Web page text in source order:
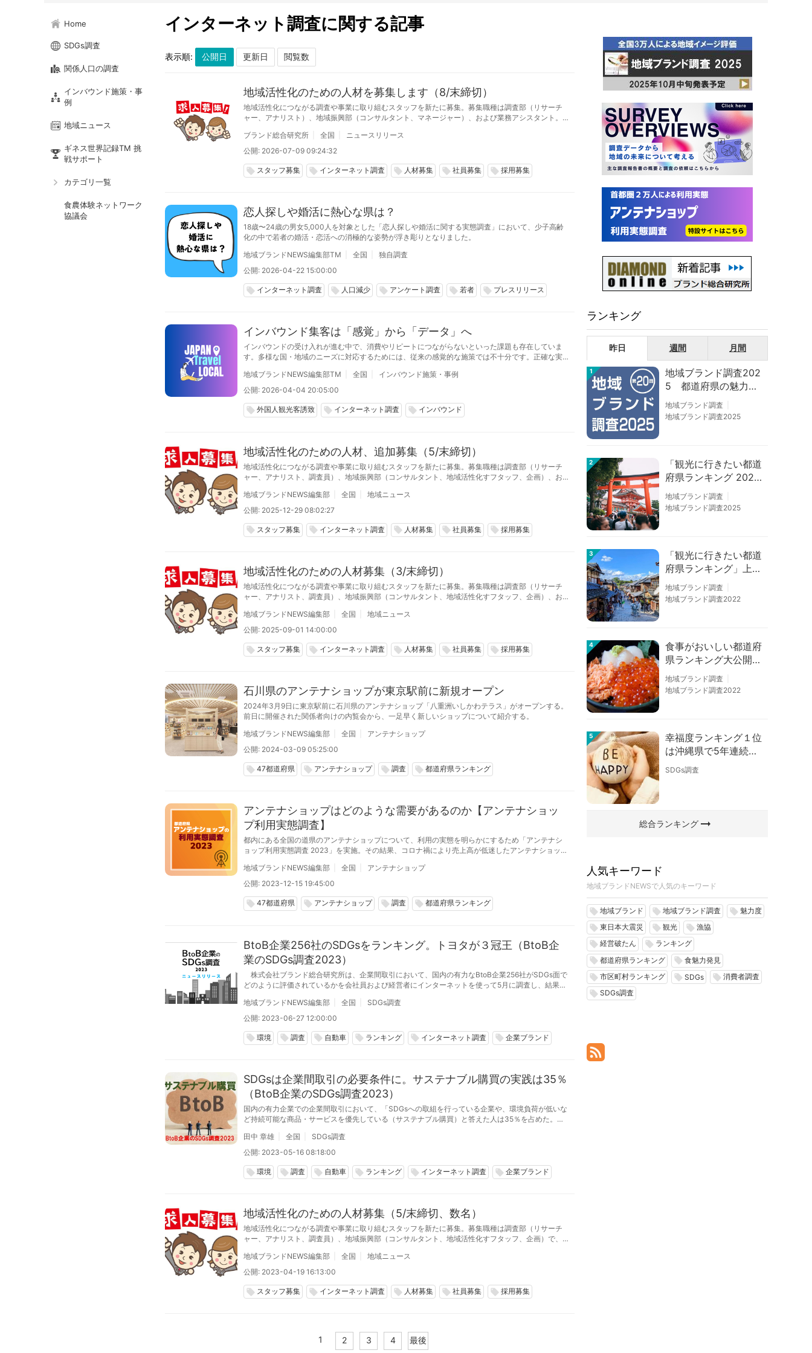
Home
SDGs調査
関係人口の調査
インバウンド施策・事
例
地域ニュース
ギネス世界記録TM 挑
戦サポート
カテゴリ一覧
食農体験ネットワーク
協議会
インターネット調査に関する記事
表示順:
地域活性化のための人材を募集します（8/末締切）
地域活性化につながる調査や事業に取り組むスタッフを新たに募集。募集職種は調査部（リサーチ
ャー、アナリスト）、地域振興部（コンサルタント、マネージャー）、および業務アシスタント。
切。募集数は２～３名。
ブランド総合研究所 全国
ニュースリリース
公開: 2026-07-09 09:24:32
local_offer スタッフ募集 local_offer インターネット調査 local_offer 人材募集 local_offer 社員募集 local_offer 採用募集
恋人探しや婚活に熱心な県は？
18歳〜24歳の男女5,000人を対象とした「恋人探しや婚活に関する実態調査」において、少子高齢
化の中で若者の婚活・恋活への消極的な姿勢が浮き彫りとなりました。
地域ブランドNEWS編集部TM
全国
独自調査
公開: 2026-04-22 15:00:00
local_offer インターネット調査 local_offer 人口減少 local_offer アンケート調査 local_offer 若者 local_offer プレスリリース
インバウンド集客は「感覚」から「データ」へ
インバウンドの受け入れが進む中で、消費やリピートにつながらないといった課題も存在していま
す。多様な国・地域のニーズに対応するためには、従来の感覚的な施策では不十分です。正確な実
的な施策の質が、成功を左右する重要な分岐点となり、持続的なインバウンド受け入れにつながり
ます。
地域ブランドNEWS編集部TM 全国
インバウンド施策・事例
公開: 2026-04-04 20:05:00
local_offer 外国人観光客誘致 local_offer インターネット調査 local_offer インバウンド
地域活性化のための人材、追加募集（5/末締切）
地域活性化につながる調査や事業に取り組むスタッフを新たに募集。募集職種は調査部（リサーチ
ャー、アナリスト、調査員）、地域振興部（コンサルタント、地域活性化すフタッフ、企画）、お
で、2026年5月末日締切。募集数は若干名。
地域ブランドNEWS編集部 全国
地域ニュース
公開: 2025-12-29 08:02:27
local_offer スタッフ募集 local_offer インターネット調査 local_offer 人材募集 local_offer 社員募集 local_offer 採用募集
地域活性化のための人材募集（3/末締切）
地域活性化につながる調査や事業に取り組むスタッフを新たに募集。募集職種は調査部（リサーチ
ャー、アナリスト、調査員）、地域振興部（コンサルタント、地域活性化すフタッフ、企画）、お
で、2026年3月末日締切。募集数は若干名。
地域ブランドNEWS編集部 全国
地域ニュース
公開: 2025-09-01 14:00:00
local_offer スタッフ募集 local_offer インターネット調査 local_offer 人材募集 local_offer 社員募集 local_offer 採用募集
石川県のアンテナショップが東京駅前に新規オープン
2024年3月9日に東京駅前に石川県のアンテナショップ「八重洲いしかわテラス」がオープンする。
前日に開催された関係者向けの内覧会から、一足早く新しいショップについて紹介する。
地域ブランドNEWS編集部
全国
アンテナショップ
公開: 2024-03-09 05:25:00
local_offer 47都道府県 local_offer アンテナショップ local_offer 調査 local_offer 都道府県ランキング
アンテナショップはどのような需要があるのか【アンテナショッ
プ利用実態調査】
都内にある全国の道県のアンテナショップについて、利用の実態を明らかにするため「アンテナシ
ョップ利用実態調査 2023」を実施。その結果、コロナ禍により売上高が低迷したアンテナショップ
地域ブランドNEWS編集部
全国
アンテナショップ
公開: 2023-12-15 19:45:00
local_offer 47都道府県 local_offer アンテナショップ local_offer 調査 local_offer 都道府県ランキング
BtoB企業256社のSDGsをランキング。トヨタが３冠王（BtoB企
業のSDGs調査2023）
株式会社ブランド総合研究所は、企業間取引において、国内の有力なBtoB企業256社がSDGs面で
どのように評価されているかを会社員および経営者にインターネットを使って5月に調査し、結果を
地域ブランドNEWS編集部
全国
SDGs調査
公開: 2023-06-27 12:00:00
local_offer 環境 local_offer 調査 local_offer 自動車 local_offer ランキング local_offer インターネット調査 local_offer 企業ブランド
SDGsは企業間取引の必要条件に。サステナブル購買の実践は35％
（BtoB企業のSDGs調査2023）
国内の有力企業での企業間取引において、「SDGsへの取組を行っている企業や、環境負荷が低いな
ど持続可能な商品・サービスを優先している（サステナブル購買）と答えた人は35％を占めた。特
調達で選定条件としている事がある」は9.9％、合計で18.7％にも達している（「B2B企業のSDGs
調査2023」より）
田中 章雄 全国
SDGs調査
公開: 2023-05-16 08:18:00
local_offer 環境 local_offer 調査 local_offer 自動車 local_offer ランキング local_offer インターネット調査 local_offer 企業ブランド
地域活性化のための人材募集（5/末締切、数名）
地域活性化につながる調査や事業に取り組むスタッフを新たに募集。募集職種は調査部（リサーチ
ャー、アナリスト、調査員）、地域振興部（コンサルタント、地域活性化すフタッフ、企画）で、2
地域ブランドNEWS編集部
全国
地域ニュース
公開: 2023-04-19 16:13:00
local_offer スタッフ募集 local_offer インターネット調査 local_offer 人材募集 local_offer 社員募集 local_offer 採用募集
1 2 3 4 最後
ランキング
昨日 週間 月間
1
地域ブランド調査202
5 都道府県の魅力度
等調査結果
地域ブランド調査
地域ブランド調査2025
2
「観光に行きたい都道
府県ランキング 202
6」京都は低下、神奈
川上昇
地域ブランド調査
地域ブランド調査2025
3
「観光に行きたい都道
府県ランキング」上位
の順位に変動あり
地域ブランド調査
地域ブランド調査2022
4
食事がおいしい都道府
県ランキング大公開！
１位は北海道、３位は
大阪府、２位は〇〇
地域ブランド調査
地域ブランド調査2022
5
幸福度ランキング１位
は沖縄県で5年連続！
佐賀、愛知が順位上昇
【幸福度調査2026】
SDGs調査
総合ランキングarrow_right_alt
人気キーワード
地域ブランドNEWSで人気のキーワード
local_offer 地域ブランド local_offer 地域ブランド調査 local_offer 魅力度
local_offer 東日本大震災 local_offer 観光 local_offer 漁協
local_offer 経営破たん local_offer ランキング
local_offer 都道府県ランキング local_offer 食魅力発見
local_offer 市区町村ランキング local_offer SDGs local_offer 消費者調査
local_offer SDGs調査